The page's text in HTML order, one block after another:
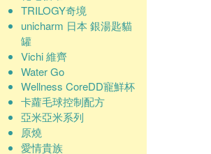
TRILOGY奇境
unicharm 日本 銀湯匙貓
罐
Vichi 維齊
Water Go
Wellness CoreDD寵鮮杯
卡蘿毛球控制配方
亞米亞米系列
原燒
愛情貴族